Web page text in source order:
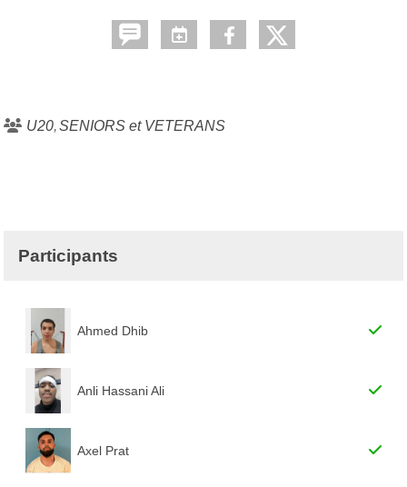
U20 SENIORS et VETERANS
Participants
Ahmed Dhib
Anli Hassani Ali
Axel Prat